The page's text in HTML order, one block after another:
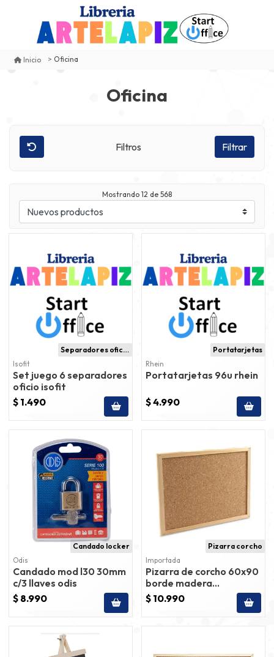
Inicio Oficina
Oficina
Filtros Filtrar
Mostrando 12 de 568
Separadores oficio
Isofit
Set juego 6 separadores
oficio isofit
$ 1.490
Portatarjetas
Rhein
Portatarjetas 96u rhein
$ 4.990
Candado locker
Odis
Candado mod l30 30mm
c/3 llaves odis
$ 8.990
Pizarra corcho
Importada
Pizarra de corcho 60x90
borde madera
importada
$ 10.990